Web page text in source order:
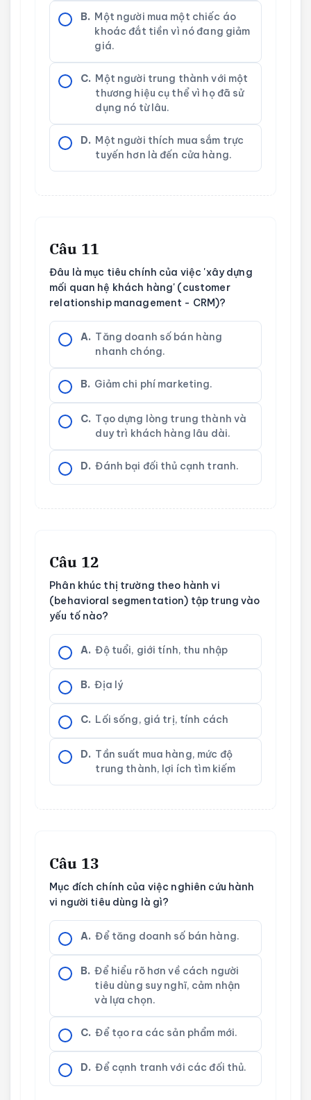
B. Một người mua một chiếc áo
khoác đắt tiền vì nó đang giảm
giá.
C. Một người trung thành với một
thương hiệu cụ thể vì họ đã sử
dụng nó từ lâu.
D. Một người thích mua sắm trực
tuyến hơn là đến cửa hàng.
Câu 11
Đâu là mục tiêu chính của việc 'xây dựng
mối quan hệ khách hàng' (customer
relationship management - CRM)?
A. Tăng doanh số bán hàng
nhanh chóng.
B. Giảm chi phí marketing.
C. Tạo dựng lòng trung thành và
duy trì khách hàng lâu dài.
D. Đánh bại đối thủ cạnh tranh.
Câu 12
Phân khúc thị trường theo hành vi
(behavioral segmentation) tập trung vào
yếu tố nào?
A. Độ tuổi, giới tính, thu nhập
B. Địa lý
C. Lối sống, giá trị, tính cách
D. Tần suất mua hàng, mức độ
trung thành, lợi ích tìm kiếm
Câu 13
Mục đích chính của việc nghiên cứu hành
vi người tiêu dùng là gì?
A. Để tăng doanh số bán hàng.
B. Để hiểu rõ hơn về cách người
tiêu dùng suy nghĩ, cảm nhận
và lựa chọn.
C. Để tạo ra các sản phẩm mới.
D. Để cạnh tranh với các đối thủ.